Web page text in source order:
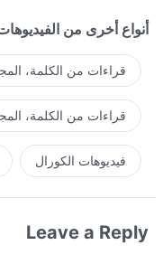
أنواع أخرى من
قراءات من الكلمة، المجلد 1: ظهور الله
قراءات من الكلمة، المجلد 7: حول السعي إلى
فيديوهات الكورال
Leave a Reply